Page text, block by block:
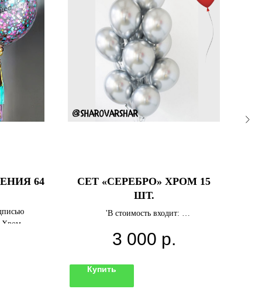
64
Хром
СЕТ «СЕРЕБРО» ХРОМ 15
ШТ.
'В стоимость входит:
шаров - серебряный
Обработка hi-float (вещество для долгого
полета)
Лента металлизированная'
3 000 р.
Купить